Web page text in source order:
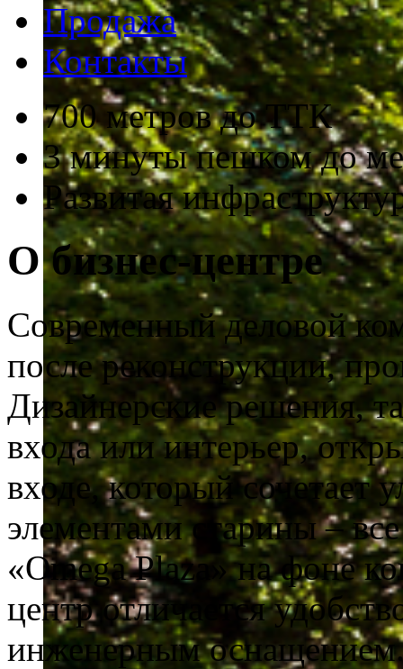
Продажа
Контакты
700 метров до ТТК
3 минуты пешком до
Развитая
О бизнес-центре
Современный деловой
после реконструкции,
Дизайнерские решения,
входа или интерьер,
входе, который сочетает
элементами старины –
«Omega Plaza» на фоне
центр отличается
инженерным